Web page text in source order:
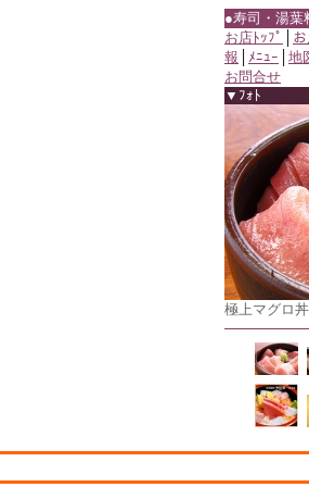
●寿司・湯
お店ﾄｯﾌﾟ
報
ﾒﾆｭｰ
地
お問合せ
▼ﾌｫﾄ
極上マグロ丼